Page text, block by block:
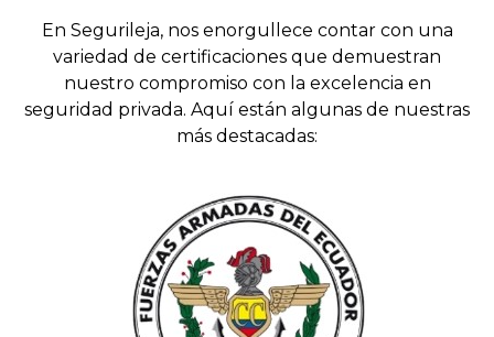
En Segurileja, nos enorgullece contar con una
variedad de certificaciones que demuestran
nuestro compromiso con la excelencia en
seguridad privada. Aquí están algunas de nuestras
más destacadas: